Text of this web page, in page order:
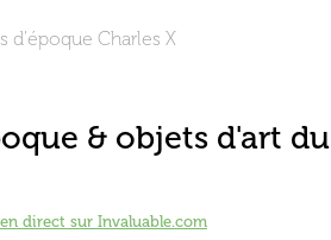
d'époque Charles X
& objets d'art du
direct sur Invaluable.com